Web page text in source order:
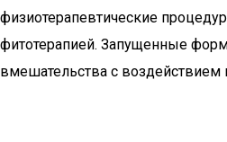
физиотерапевтические
фитотерапией. Запущенные
вмешательства с воздействием